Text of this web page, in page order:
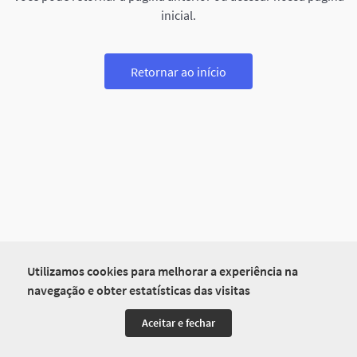
Utilizamos cookies para melhorar a experiência na
navegação e obter estatísticas das visitas
Aceitar e fechar
inicial.
Retornar ao início